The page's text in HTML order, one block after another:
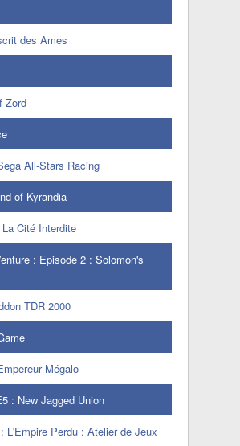
des Ames
Zord
All-Stars Racing
of Kyrandia
Cité Interdite
: Episode 2 : Solomon's
TDR 2000
Mégalo
: New Jagged Union
L'Empire Perdu : Atelier de Jeux